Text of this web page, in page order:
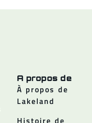
A propos de
À propos de
Lakeland
Histoire de